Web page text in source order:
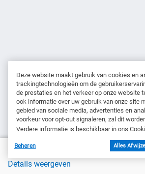
Prijs van Dell
€ 1.049,00
Details weergeven
Deze website maakt gebruik van cookies en
trackingtechnologieën om de
de prestaties en het verkeer op onze website
ook informatie over uw gebruik van onze site
gebied van sociale media, advertenties en
voorkeur voor opt-out signaleren, zal dit
Verdere informatie is beschikbaar in ons
Beheren Alles